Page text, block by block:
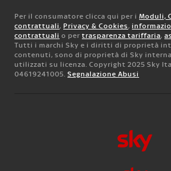
Per il consumatore clicca qui per i Moduli,
contrattuali, Privacy & Cookies,
contrattuali o per trasparenza tariffaria,
Tutti i marchi Sky e i diritti di proprietà
contenuti, sono di proprietà di Sky
utilizzati su licenza. Copyright 2025 Sky
04619241005. Segnalazione Abusi